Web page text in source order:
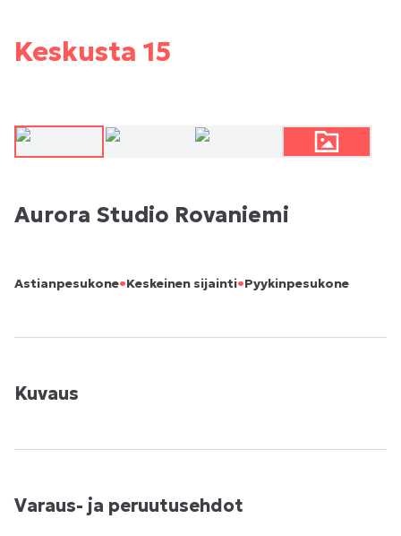
Keskusta 15
Aurora Studio Rovaniemi
Astianpesukone•Keskeinen sijainti•Pyykinpesukone
Kuvaus
Varaus- ja peruutusehdot